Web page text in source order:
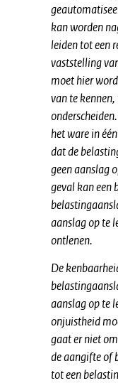
kan worden
leiden tot een
vaststelling
moet hier
van te
het ware in
dat de
geen aanslag
geval kan een
aanslag op te
ontlenen.
De
aanslag op te
onjuistheid
gaat er niet
de aangifte of
tot een